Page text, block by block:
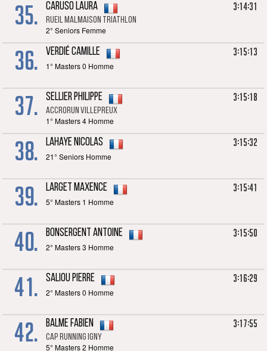
35. CARUSO Laura
Rueil Malmaison Triathlon
2° Seniors Femme
3:14:31
36. VERDIÉ Camille
1° Masters 0 Homme
3:15:13
37. SELLIER Philippe
Accrorun Villepreux
1° Masters 4 Homme
3:15:18
38. LAHAYE Nicolas
21° Seniors Homme
3:15:32
39. LARGET Maxence
5° Masters 1 Homme
3:15:41
40. BONSERGENT Antoine
2° Masters 3 Homme
3:15:50
41. SALIOU Pierre
2° Masters 0 Homme
3:16:29
42. BALME Fabien
CAP RUNNING IGNY
5° Masters 2 Homme
3:17:55